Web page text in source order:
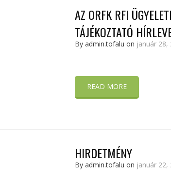
AZ ORFK RFI
TÁJÉKOZTATÓ
By admin.tofalu on január 28,
READ MORE
HIRDETMÉNY
By admin.tofalu on január 22,